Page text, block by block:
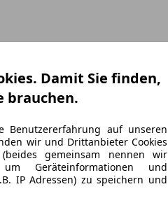
Damit Sie finden,
brauchen.
Benutzererfahrung auf unseren
wir und Drittanbieter Cookies
gemeinsam nennen wir
um Geräteinformationen und
IP Adressen) zu speichern und